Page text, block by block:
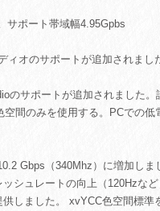
サポート帯域幅4.95Gpbs
ィオのサポートが追加されまし
のサポートが追加されました
空間のみを使用する。PCでの低
Gbps（340Mhz）に増加しま
シュレートの向上（120Hzな
しました。 xvYCC色空間標準